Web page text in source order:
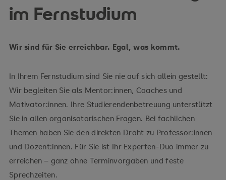
im Fernstudium
Wir sind für Sie erreichbar. Egal, was kommt.
In Ihrem Fernstudium sind Sie nie auf sich allein gestellt:
Wir begleiten Sie als Mentor:innen, Coaches und
Motivator:innen. Ihre Studierendenbetreuung unterstützt
Sie in allen organisatorischen Fragen. Bei fachlichen
Themen haben Sie den direkten Draht zu Professor:innen
und Dozent:innen. Für Sie ist Ihr Experten-Duo immer zu
erreichen – ganz ohne Terminvorgaben und feste
Sprechzeiten.